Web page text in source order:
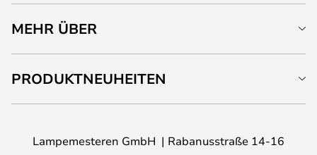
MEHR ÜBER
PRODUKTNEUHEITEN
Lampemesteren GmbH Rabanusstraße 14-16